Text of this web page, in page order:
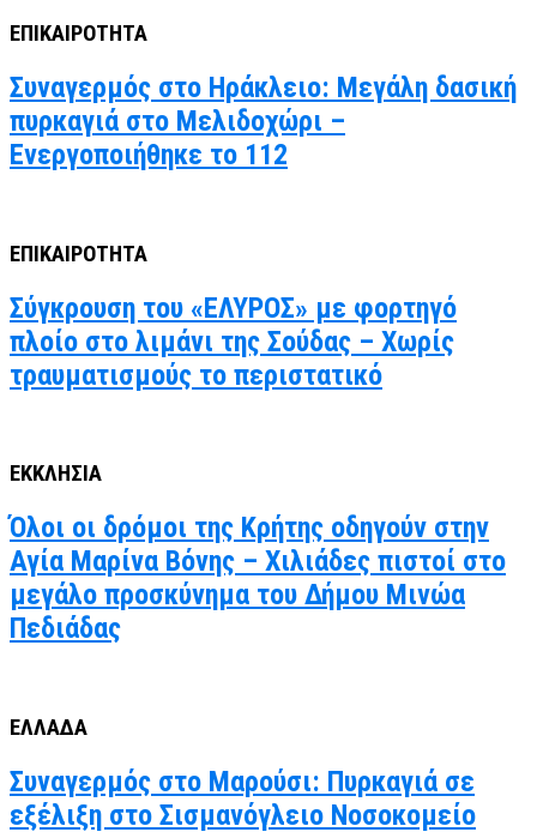
ΕΠΙΚΑΙΡΟΤΗΤΑ
Συναγερμός στο Ηράκλειο: Μεγάλη δασική
πυρκαγιά στο Μελιδοχώρι –
Ενεργοποιήθηκε το 112
ΕΠΙΚΑΙΡΟΤΗΤΑ
Σύγκρουση του «ΕΛΥΡΟΣ» με φορτηγό
πλοίο στο λιμάνι της Σούδας – Χωρίς
τραυματισμούς το περιστατικό
ΕΚΚΛΗΣΙΑ
Όλοι οι δρόμοι της Κρήτης οδηγούν στην
Αγία Μαρίνα Βόνης – Χιλιάδες πιστοί στο
μεγάλο προσκύνημα του Δήμου Μινώα
Πεδιάδας
ΕΛΛΑΔΑ
Συναγερμός στο Μαρούσι: Πυρκαγιά σε
εξέλιξη στο Σισμανόγλειο Νοσοκομείο